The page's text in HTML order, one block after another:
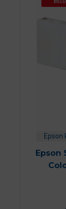
BELÜL
Epson
Epson